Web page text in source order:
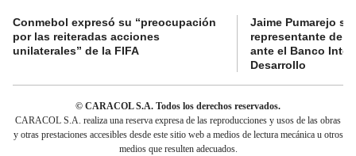
Conmebol expresó su “preocupación
por las reiteradas acciones
unilaterales” de la FIFA
Jaime Pumarejo
representante de
ante el Banco
Desarrollo
© CARACOL S.A. Todos los derechos reservados.
CARACOL S.A. realiza una reserva expresa de las reproducciones y usos de las obras
y otras prestaciones accesibles desde este sitio web a medios de lectura mecánica u otros
medios que resulten adecuados.